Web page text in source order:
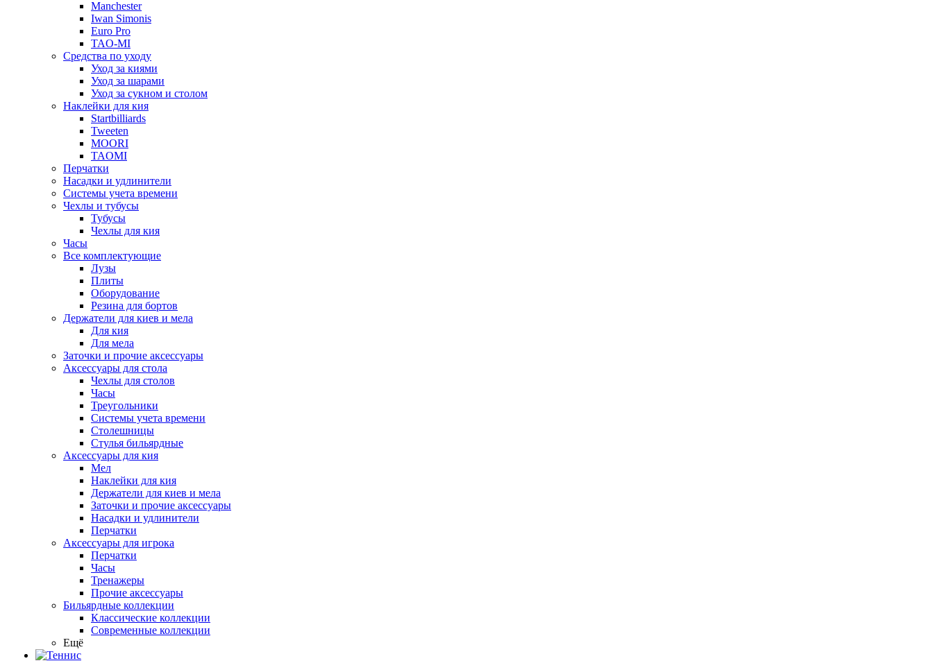
Manchester
Iwan Simonis
Euro Pro
TAO-MI
Средства по уходу
Уход за киями
Уход за шарами
Уход за сукном и столом
Наклейки для кия
Startbilliards
Tweeten
MOORI
TAOMI
Перчатки
Насадки и удлинители
Системы учета времени
Чехлы и тубусы
Тубусы
Чехлы для кия
Часы
Все комплектующие
Лузы
Плиты
Оборудование
Резина для бортов
Держатели для киев и мела
Для кия
Для мела
Заточки и прочие аксессуары
Аксессуары для стола
Чехлы для столов
Часы
Треугольники
Системы учета времени
Столешницы
Стулья бильярдные
Аксессуары для кия
Мел
Наклейки для кия
Держатели для киев и мела
Заточки и прочие аксессуары
Насадки и удлинители
Перчатки
Аксессуары для игрока
Перчатки
Часы
Тренажеры
Прочие аксессуары
Бильярдные коллекции
Классические коллекции
Современные коллекции
Ещё